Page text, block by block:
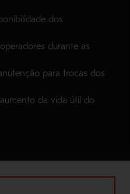
dos
durante as
para trocas dos
da vida útil do